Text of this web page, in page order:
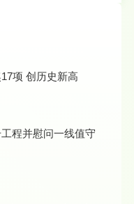
华农获广东省哲社优秀成果奖17项 创历史新高
程并慰问一线值守